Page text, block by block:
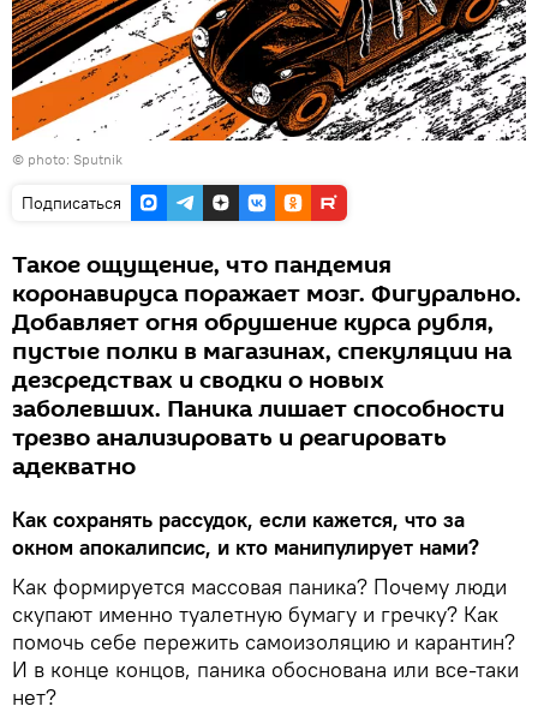
© photo: Sputnik
Подписаться
Такое ощущение, что пандемия
коронавируса поражает мозг. Фигурально.
Добавляет огня обрушение курса рубля,
пустые полки в магазинах, спекуляции на
дезсредствах и сводки о новых
заболевших. Паника лишает способности
трезво анализировать и реагировать
адекватно
Как сохранять рассудок, если кажется, что за
окном апокалипсис, и кто манипулирует нами?
Как формируется массовая паника? Почему люди
скупают именно туалетную бумагу и гречку? Как
помочь себе пережить самоизоляцию и карантин?
И в конце концов, паника обоснована или все-таки
нет?